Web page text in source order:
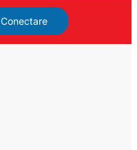
Conectare